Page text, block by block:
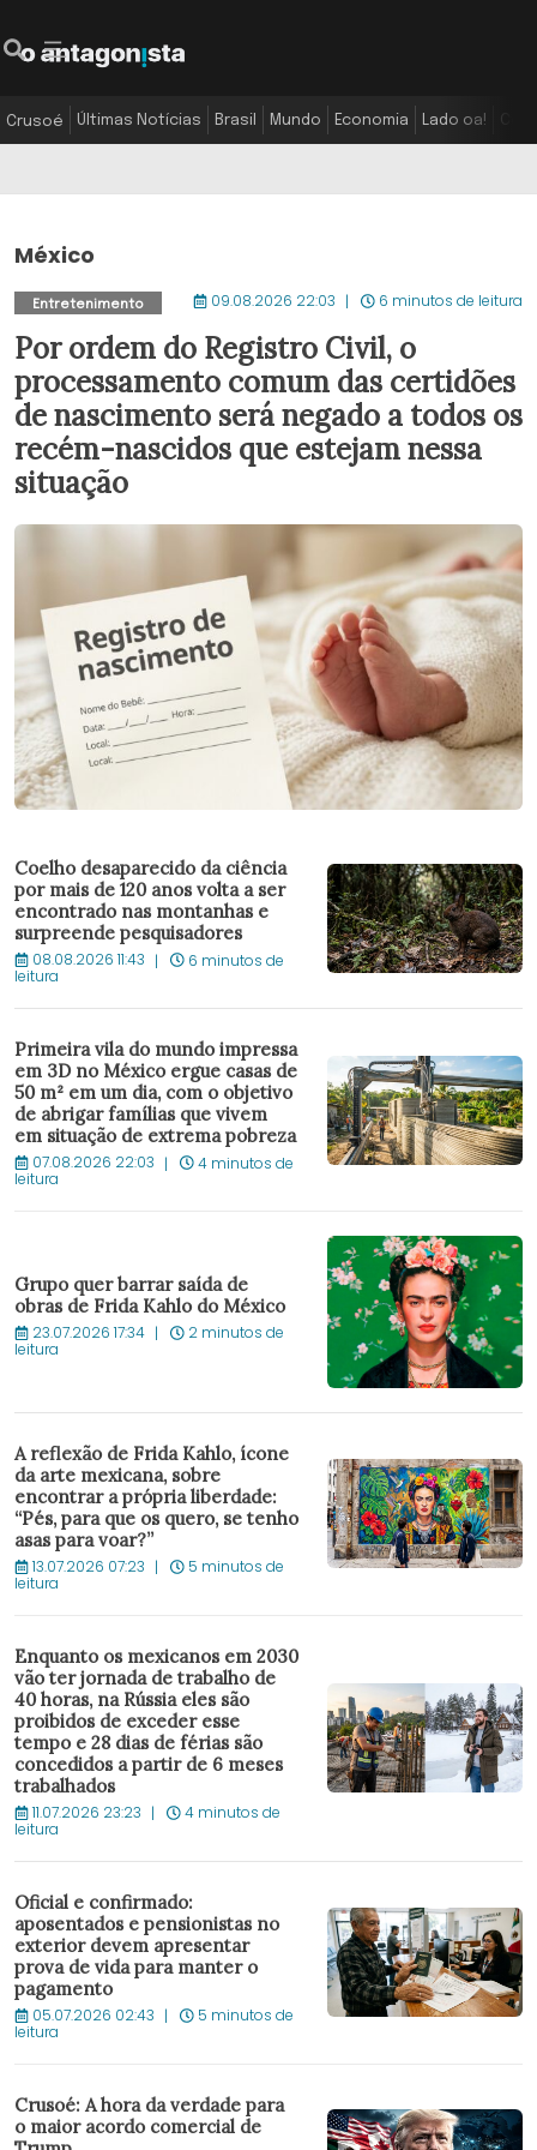
Crusoé Últimas Notícias Brasil Mundo Economia Lado oa!
México
Entretenimento 09.08.2026 22:03 6 minutos de leitura
Por ordem do Registro Civil, o
processamento comum das certidões
de nascimento será negado a todos os
recém-nascidos que estejam nessa
situação
Coelho desaparecido da ciência
por mais de 120 anos volta a ser
encontrado nas montanhas e
surpreende pesquisadores
08.08.2026 11:43 6 minutos de
leitura
Primeira vila do mundo impressa
em 3D no México ergue casas de
50 m² em um dia, com o objetivo
de abrigar famílias que vivem
em situação de extrema pobreza
07.08.2026 22:03 4 minutos de
leitura
Grupo quer barrar saída de
obras de Frida Kahlo do México
23.07.2026 17:34 2 minutos de
leitura
A reflexão de Frida Kahlo, ícone
da arte mexicana, sobre
encontrar a própria liberdade:
“Pés, para que os quero, se tenho
asas para voar?”
13.07.2026 07:23 5 minutos de
leitura
Enquanto os mexicanos em 2030
vão ter jornada de trabalho de
40 horas, na Rússia eles são
proibidos de exceder esse
tempo e 28 dias de férias são
concedidos a partir de 6 meses
trabalhados
11.07.2026 23:23 4 minutos de
leitura
Oficial e confirmado:
aposentados e pensionistas no
exterior devem apresentar
prova de vida para manter o
pagamento
05.07.2026 02:43 5 minutos de
leitura
Crusoé: A hora da verdade para
o maior acordo comercial de